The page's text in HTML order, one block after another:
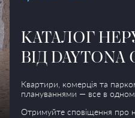
КАТАЛОГ
ВІД DAYTONA
Квартири, комерція та
плануваннями — все в
Отримуйте сповіщення про